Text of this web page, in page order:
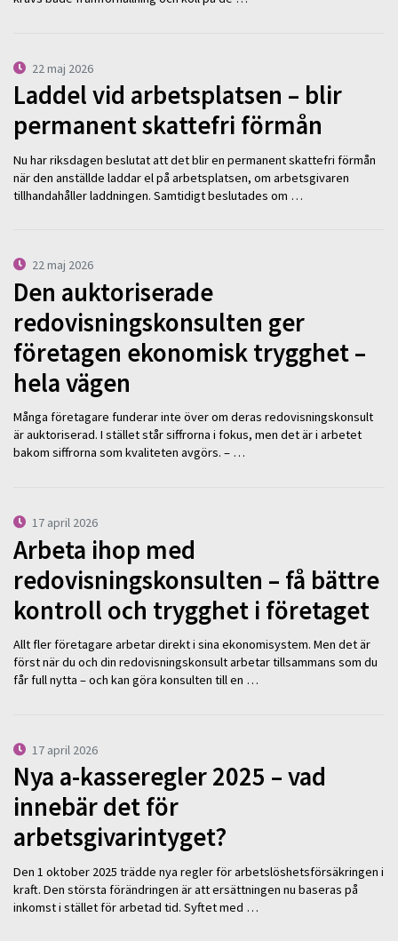
22 maj 2026
Laddel vid arbetsplatsen – blir
permanent skattefri förmån
Nu har riksdagen beslutat att det blir en permanent skattefri förmån
när den anställde laddar el på arbetsplatsen, om arbetsgivaren
tillhandahåller laddningen. Samtidigt beslutades om …
22 maj 2026
Den auktoriserade
redovisningskonsulten ger
företagen ekonomisk trygghet –
hela vägen
Många företagare funderar inte över om deras redovisningskonsult
är auktoriserad. I stället står siffrorna i fokus, men det är i arbetet
bakom siffrorna som kvaliteten avgörs. – …
17 april 2026
Arbeta ihop med
redovisningskonsulten – få bättre
kontroll och trygghet i företaget
Allt fler företagare arbetar direkt i sina ekonomisystem. Men det är
först när du och din redovisningskonsult arbetar tillsammans som du
får full nytta – och kan göra konsulten till en …
17 april 2026
Nya a-kasseregler 2025 – vad
innebär det för
arbetsgivarintyget?
Den 1 oktober 2025 trädde nya regler för arbetslöshetsförsäkringen i
kraft. Den största förändringen är att ersättningen nu baseras på
inkomst i stället för arbetad tid. Syftet med …